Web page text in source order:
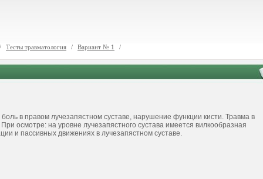
Тесты травматология / Вариант № 1 /
в правом лучезапястном суставе, нарушение функции кисти. Травма в
осмотре: на уровне лучезапястного сустава имеется вилкообразная
и пассивных движениях в лучезапястном суставе.